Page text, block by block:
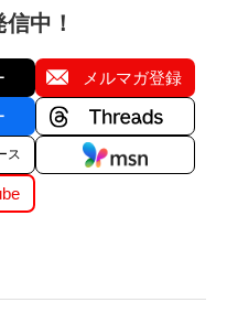
中！
メルマガ登録
ス